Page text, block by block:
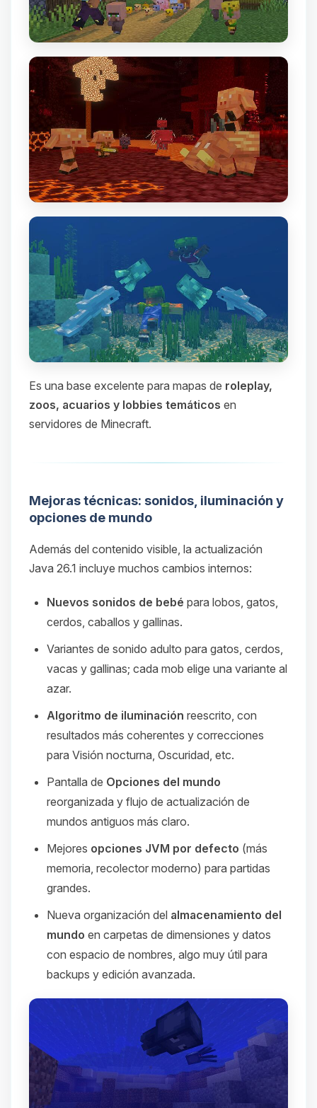
Es una base excelente para mapas de roleplay,
zoos, acuarios y lobbies temáticos en
servidores de Minecraft.
Mejoras técnicas: sonidos, iluminación y
opciones de mundo
Además del contenido visible, la actualización
Java 26.1 incluye muchos cambios internos:
Nuevos sonidos de bebé para lobos, gatos,
cerdos, caballos y gallinas.
Variantes de sonido adulto para gatos, cerdos,
vacas y gallinas; cada mob elige una variante al
azar.
Algoritmo de iluminación reescrito, con
resultados más coherentes y correcciones
para Visión nocturna, Oscuridad, etc.
Pantalla de Opciones del mundo
reorganizada y flujo de actualización de
mundos antiguos más claro.
Mejores opciones JVM por defecto (más
memoria, recolector moderno) para partidas
grandes.
Nueva organización del almacenamiento del
mundo en carpetas de dimensiones y datos
con espacio de nombres, algo muy útil para
backups y edición avanzada.